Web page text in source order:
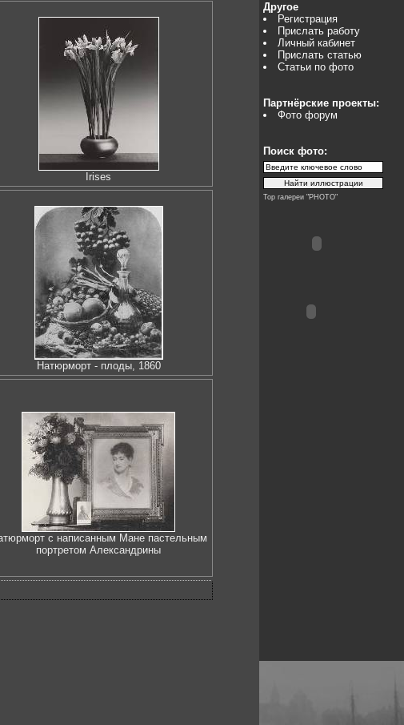
Irises
Натюрморт - плоды, 1860
с написанным Мане пастельным
портретом Александрины
Другое
Регистрация
Прислать работу
Личный кабинет
Прислать статью
Статьи по фото
Партнёрские проекты:
Фото форум
Поиск фото:
Top галереи "PHOTO"